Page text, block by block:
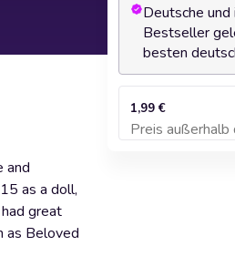
and
as a doll,
great
as Beloved
Deutsche
Bestseller
besten
1,99 €
Preis außerhalb
Zum